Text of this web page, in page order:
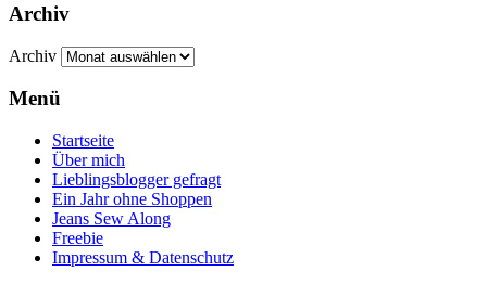
Archiv
Archiv
Menü
Startseite
Über mich
Lieblingsblogger gefragt
Ein Jahr ohne Shoppen
Jeans Sew Along
Freebie
Impressum & Datenschutz